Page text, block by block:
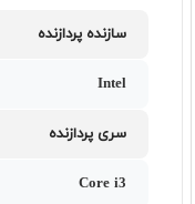
سازنده پردازنده
Intel
سری پردازنده
Core i3